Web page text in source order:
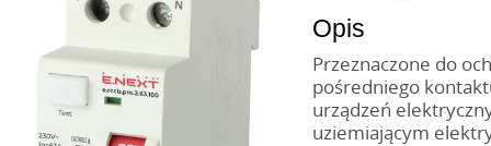
Opis
Przeznaczone do
pośredniego
urządzeń
uziemiającym